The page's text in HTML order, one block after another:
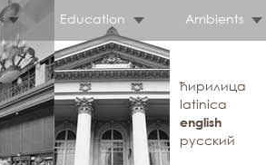
Education Ambients
ћирилица
latinica
english
русский